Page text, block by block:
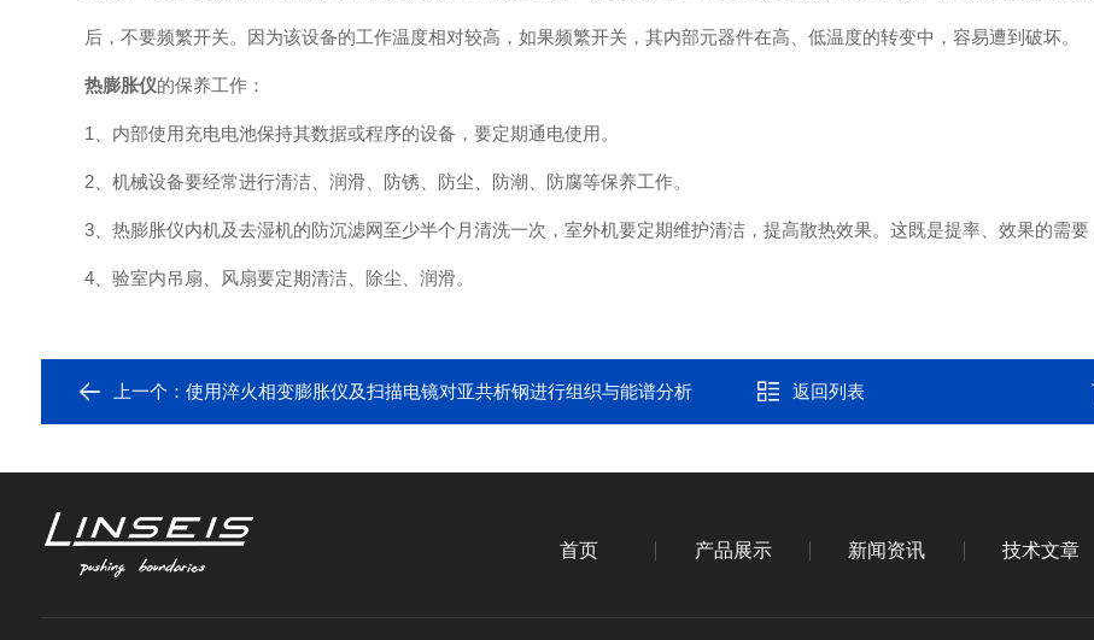
后，不要频繁开关。因为该设备的工作温度相对较高，如果频繁开关，其内部元器件在高、低温度的转变中，容易遭到破坏。
热膨胀仪的保养工作：
1、内部使用充电电池保持其数据或程序的设备，要定期通电使用。
2、机械设备要经常进行清洁、润滑、防锈、防尘、防潮、防腐等保养工作。
3、热膨胀仪内机及去湿机的防沉滤网至少半个月清洗一次，室外机要定期维护清洁，提高散热效果。这既是提率、效果的需要
4、验室内吊扇、风扇要定期清洁、除尘、润滑。
上一个： 使用淬火相变膨胀仪及扫描电镜对亚共析钢进行组织与能谱分析 返回列表
首页 产品展示 新闻资讯 技术文章